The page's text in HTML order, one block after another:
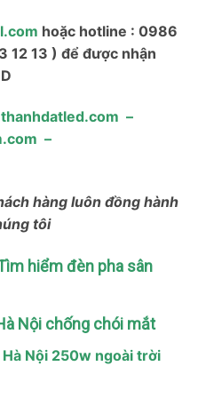
hoặc hotline : 0986
12 13 ) để được nhận
–
–
hàng luôn đồng hành
tôi
hiểm đèn pha sân
Nội chống chói mắt
Nội 250w ngoài trời